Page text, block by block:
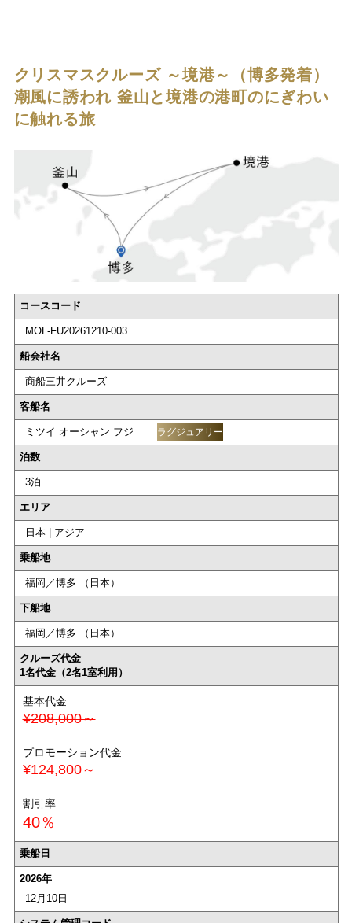
クリスマスクルーズ ～境港～（博多発着）
潮風に誘われ 釜山と境港の港町のにぎわい
に触れる旅
コースコード
MOL-FU20261210-003
船会社名
商船三井クルーズ
客船名
ミツイ オーシャン フジ ラグジュアリー
泊数
3泊
エリア
日本 | アジア
乗船地
福岡／博多 （日本）
下船地
福岡／博多 （日本）
クルーズ代金
1名代金（2名1室利用）
基本代金
¥208,000～
プロモーション代金
¥124,800～
割引率
40％
乗船日
2026年
12月10日